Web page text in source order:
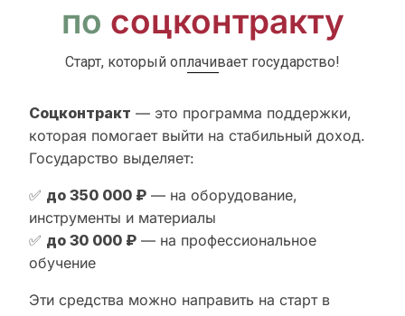
по соцконтракту
Старт, который оплачивает государство!
Соцконтракт — это программа поддержки,
которая помогает выйти на стабильный доход.
Государство выделяет:
✅ до 350 000 ₽ — на оборудование,
инструменты и материалы
✅ до 30 000 ₽ — на профессиональное
обучение
Эти средства можно направить на старт в